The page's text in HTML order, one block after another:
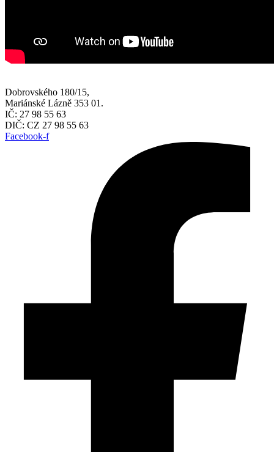
Dobrovského 180/15,
Mariánské Lázně 353 01.
IČ: 27 98 55 63
DIČ: CZ 27 98 55 63
Facebook-f